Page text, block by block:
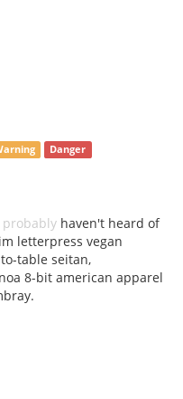
Danger
probably haven't heard of
letterpress vegan
table seitan,
8-bit american apparel